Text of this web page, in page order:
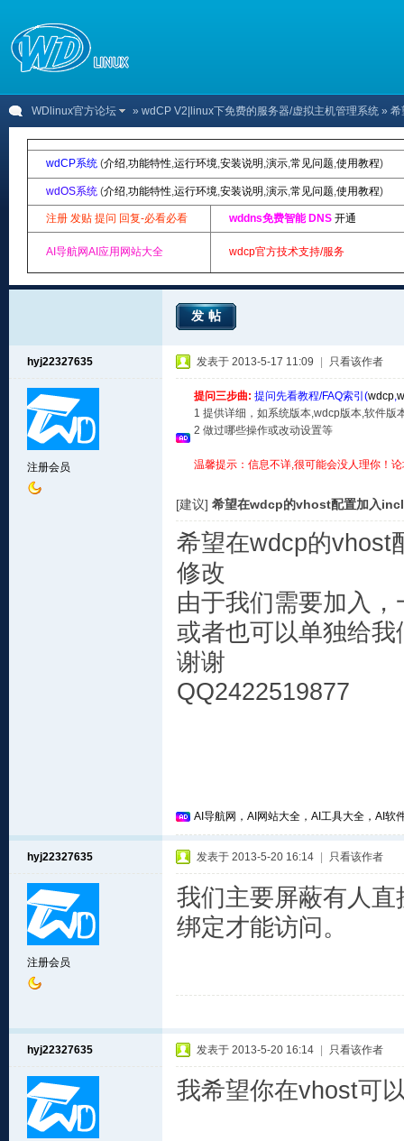
WDlinux官方论坛 » wdCP V2|linux下免费的服务器/虚拟主机管理系统 » 希
wdCP系统 (介绍,功能特性,运行环境,安装说明 ,演示,常见问题,使用教程)
wdOS系统 (介绍,功能特性,运行环境,安装说明 ,演示,常见问题,使用教程)
注册 发贴 提问 回复-必看必看 wddns免费智能 DNS 开通
AI导航网AI应用网站大全 wdcp官方技术支持/服务
发帖
hyj22327635
注册会员
发表于 2013-5-17 11:09 只看该作者
提问三步曲: 提问先看教程/FAQ索引(wdcp,
1 提供详细，如系统版本,wdcp版本,软件版
2 做过哪些操作或改动设置等
温馨提示：信息不详,很可能会没人理你！
[建议] 希望在wdcp的vhost配置加入
希望在wdcp的vhost
修改
由于我们需要加入
或者也可以单独给我
谢谢
QQ2422519877
AI导航网，AI网站大全，AI工具大全，AI软
hyj22327635
注册会员
发表于 2013-5-20 16:14 只看该作者
我们主要屏蔽有人
绑定才能访问。
hyj22327635 发表于 2013-5-20 16:14 只看该作者
我希望你在vhost可